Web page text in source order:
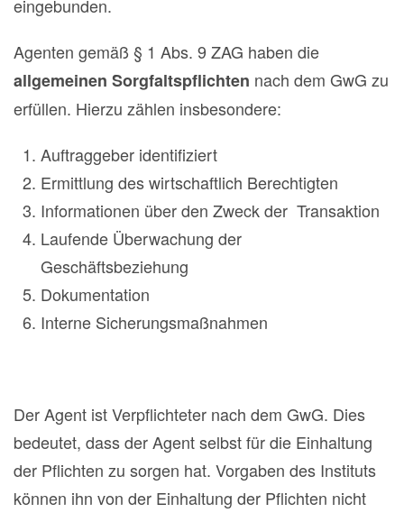
eingebunden.
Agenten gemäß § 1 Abs. 9 ZAG haben die
allgemeinen Sorgfaltspflichten nach dem GwG zu
erfüllen. Hierzu zählen insbesondere:
Auftraggeber identifiziert
Ermittlung des wirtschaftlich Berechtigten
Informationen über den Zweck der Transaktion
Laufende Überwachung der
Geschäftsbeziehung
Dokumentation
Interne Sicherungsmaßnahmen
Der Agent ist Verpflichteter nach dem GwG. Dies
bedeutet, dass der Agent selbst für die Einhaltung
der Pflichten zu sorgen hat. Vorgaben des Instituts
können ihn von der Einhaltung der Pflichten nicht